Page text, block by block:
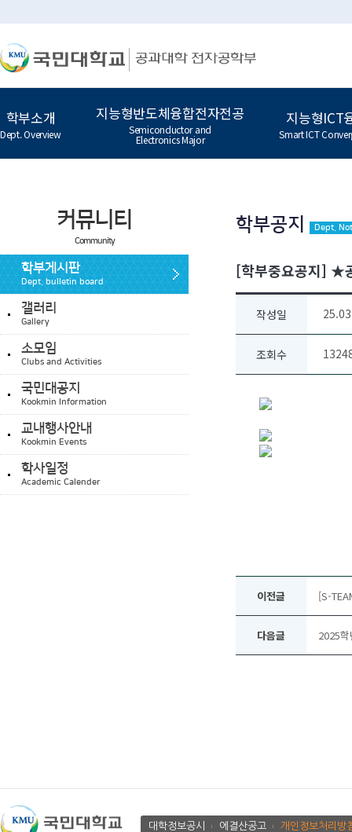
학부소개
Dept. Overview
지능형반도체융합전자전공
Semiconductor and
Electronics Major
지능형ICT
Smart ICT
커뮤니티
Community
학부게시판
Dept. bulletin board
갤러리
Gallery
소모임
Clubs and Activities
국민대공지
Kookmin Information
교내행사안내
Kookmin Events
학사일정
Academic Calender
학부공지 Dept.
[학부중요공지] ★
작성일
조회수
이전글 [S-
다음글 2025
대학정보공시 에결산공고 개인정보처리방